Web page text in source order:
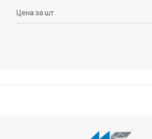
Цена за шт